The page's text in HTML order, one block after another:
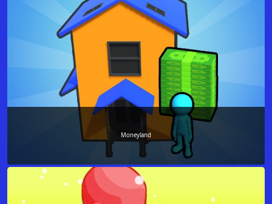
Moneyland